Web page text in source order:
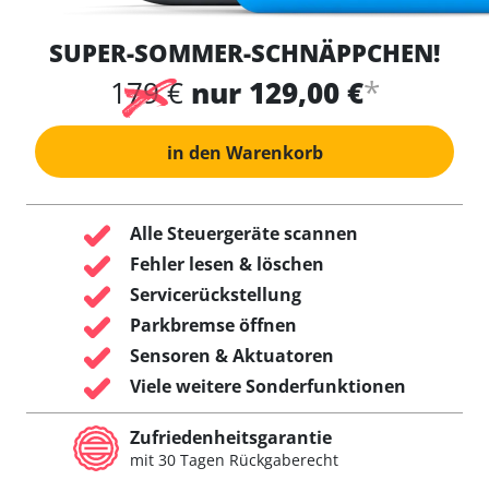
SUPER-SOMMER-SCHNÄPPCHEN!
179 € nur 129,00 €*
in den Warenkorb
Alle Steuergeräte scannen
Fehler lesen & löschen
Servicerückstellung
Parkbremse öffnen
Sensoren & Aktuatoren
Viele weitere Sonderfunktionen
Zufriedenheitsgarantie
mit 30 Tagen Rückgaberecht